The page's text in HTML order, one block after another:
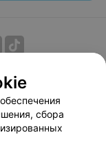
оплаты
сервиса
сбора